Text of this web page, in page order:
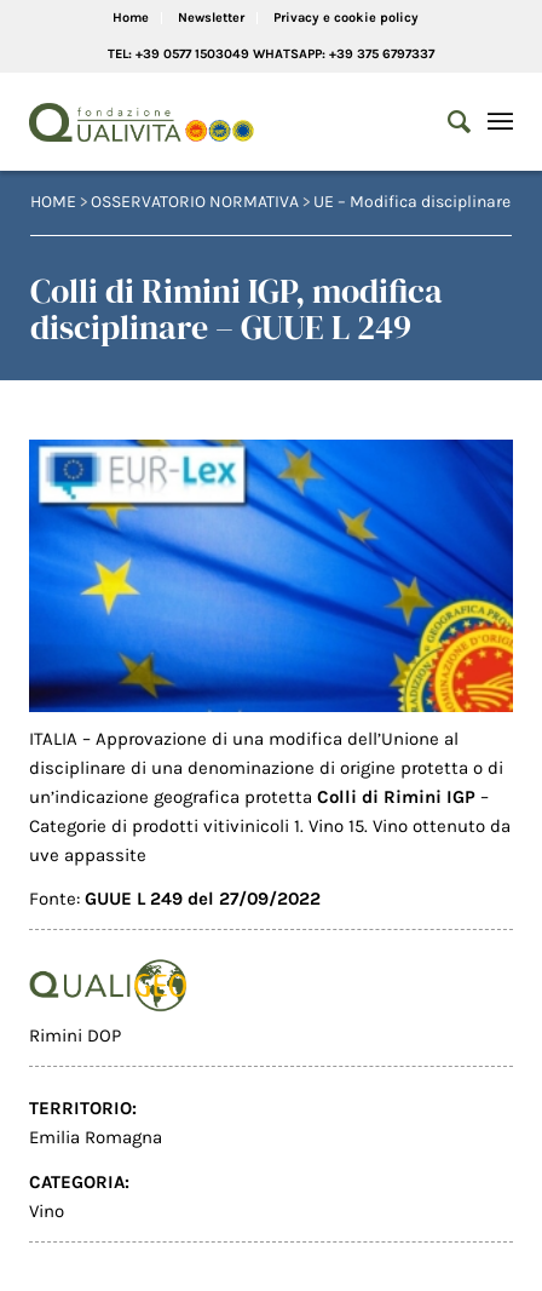
Home Newsletter Privacy e cookie policy
TEL: +39 0577 1503049 WHATSAPP: +39 375 6797337
HOME >OSSERVATORIO NORMATIVA > UE – Modifica disciplinare
Colli di Rimini IGP, modifica
disciplinare – GUUE L 249
ITALIA – Approvazione di una modifica dell’Unione al
disciplinare di una denominazione di origine protetta o di
un’indicazione geografica protettaColli di Rimini IGP –
Categorie di prodotti vitivinicoli 1. Vino 15. Vino ottenuto da
uve appassite
Fonte:GUUE L 249 del 27/09/2022
Rimini DOP
TERRITORIO:
Emilia Romagna
CATEGORIA:
Vino